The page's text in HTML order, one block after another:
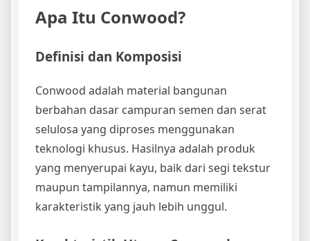
Apa Itu Conwood?
Definisi dan Komposisi
Conwood adalah material bangunan
berbahan dasar campuran semen dan serat
selulosa yang diproses menggunakan
teknologi khusus. Hasilnya adalah produk
yang menyerupai kayu, baik dari segi tekstur
maupun tampilannya, namun memiliki
karakteristik yang jauh lebih unggul.